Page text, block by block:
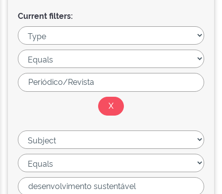
Current filters: